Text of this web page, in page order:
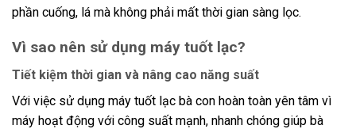
phần cuống, lá mà không phải mất thời gian sàng lọc.
Vì sao nên sử dụng máy tuốt lạc?
Tiết kiệm thời gian và nâng cao năng suất
Với việc sử dụng máy tuốt lạc bà con hoàn toàn yên tâm vì
máy hoạt động với công suất mạnh, nhanh chóng giúp bà